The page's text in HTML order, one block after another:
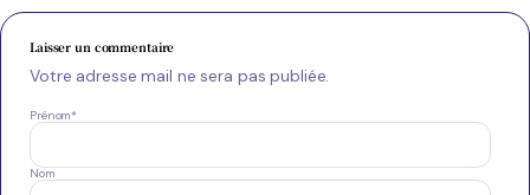
Laisser un commentaire
Votre adresse mail ne sera pas publiée.
Prénom*
Nom